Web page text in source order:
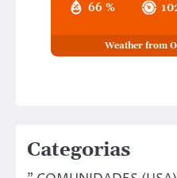
66 %
Weather from
Categorias